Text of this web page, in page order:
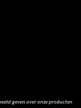
geven over onze producten